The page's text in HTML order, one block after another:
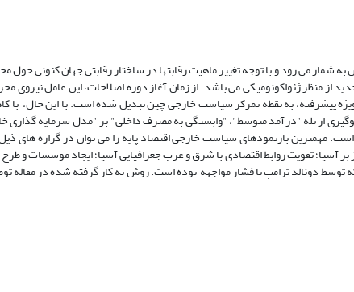
شمار می رود و با توجه تغییر ماهیت رقابتها در ساختار رقابتی جهان کنونی حول
از منظر ژئواکونومیکی می باشد. از زمان آغاز دوره اصلاحات، این عامل نیروی
پیشرفته، به نقطه تمرکز سیاست خارجی چین تبدیل شده است. با این حال، با
و جلوگیری از تله "درآمد متوسط"، "وابستگی به مصرف داخلی" بر "مدل سرمایه
مهمترین بازنمودهای سیاست خارجی اقتصاد پایه را می توان در گزاره های
آسیا؛ تقویت روابط اقتصادی با شرق و غرب جغرافیایی آسیا؛ ایجاد موسسات و
توسط دونالد ترامپ با فشار مواجهه بوده است. روش به کار گرفته شده در مقاله